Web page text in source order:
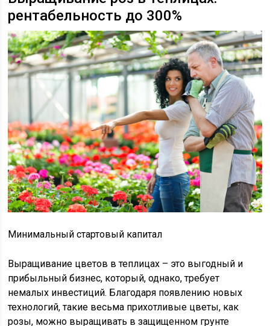
рентабельность до 300%
Минимальный стартовый капитал
Выращивание цветов в теплицах – это выгодный и
прибыльный бизнес, который, однако, требует
немалых инвестиций. Благодаря появлению новых
технологий, такие весьма прихотливые цветы, как
розы, можно выращивать в защищенном грунте